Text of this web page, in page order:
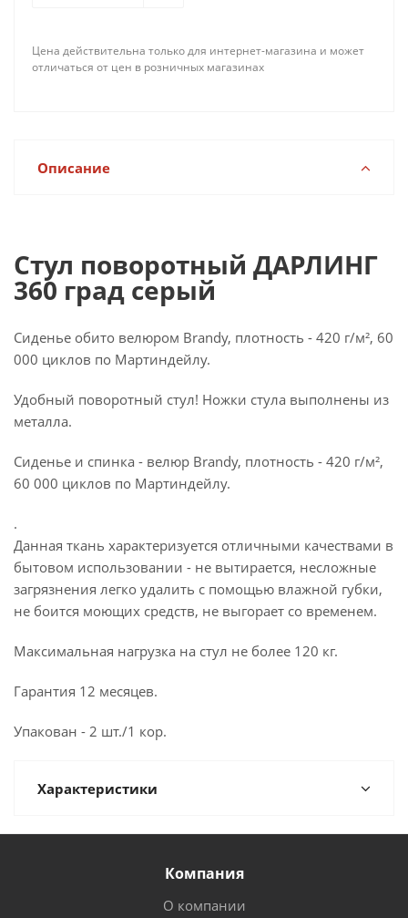
Цена действительна только для интернет-магазина и может
отличаться от цен в розничных магазинах
Описание
Стул поворотный ДАРЛИНГ
360 град серый
Сиденье обито велюром Brandy, плотность - 420 г/м², 60
000 циклов по Мартиндейлу.
Удобный поворотный стул! Ножки стула выполнены из
металла.
Сиденье и спинка - велюр Brandy, плотность - 420 г/м²,
60 000 циклов по Мартиндейлу.
.
Данная ткань характеризуется отличными качествами в
бытовом использовании - не вытирается, несложные
загрязнения легко удалить с помощью влажной губки,
не боится моющих средств, не выгорает со временем.
Максимальная нагрузка на стул не более 120 кг.
Гарантия 12 месяцев.
Упакован - 2 шт./1 кор.
Характеристики
Компания
О компании